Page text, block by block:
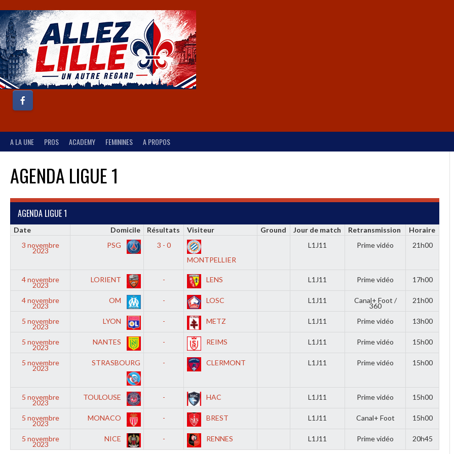
A LA UNE PROS ACADEMY FEMININES A PROPOS
AGENDA LIGUE 1
AGENDA LIGUE 1
Date Domicile Résultats Visiteur Ground Jour de match Retransmission
Horaire
3 novembre
2023
PSG
3 - 0
MONTPELLIER
L1J11 Prime vidéo 21h00
4 novembre
2023
LORIENT - LENS L1J11 Prime vidéo 17h00
4 novembre
2023
OM - LOSC L1J11 Canal+ Foot /
360
21h00
5 novembre
2023
LYON - METZ L1J11 Prime vidéo 13h00
5 novembre
2023
NANTES - REIMS L1J11 Prime vidéo 15h00
5 novembre
2023
STRASBOURG - CLERMONT L1J11 Prime vidéo 15h00
5 novembre
2023
TOULOUSE - HAC L1J11 Prime vidéo 15h00
5 novembre
2023
MONACO - BREST L1J11 Canal+ Foot 15h00
5 novembre
2023
NICE - RENNES L1J11 Prime vidéo 20h45